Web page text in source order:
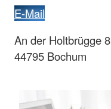
E-Mail
An der Holtbrügge 8
44795 Bochum